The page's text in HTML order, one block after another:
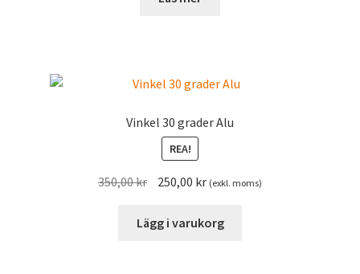
Vinkel 30 grader Alu
REA!
350,00kr
Det
priset
250,00 krDet
priset
(exkl. moms)
Lägg i varukorg